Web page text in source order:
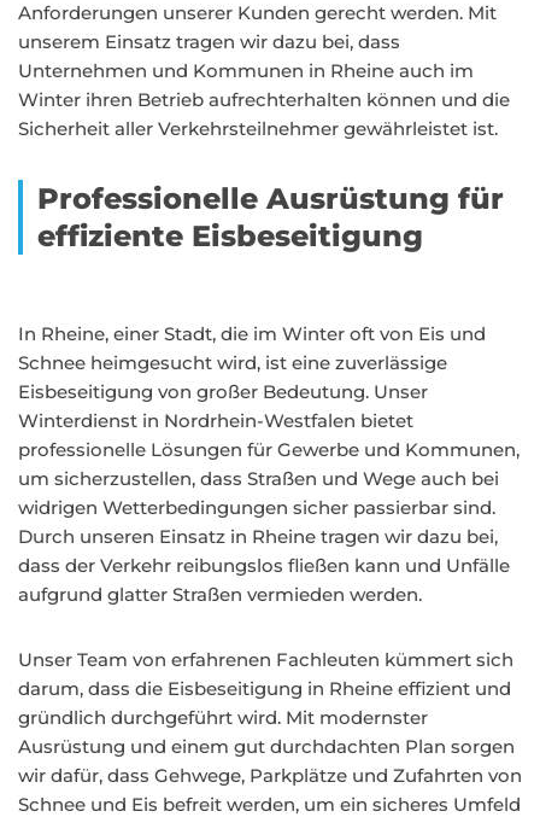
Anforderungen unserer Kunden gerecht werden. Mit
unserem Einsatz tragen wir dazu bei, dass
Unternehmen und Kommunen in Rheine auch im
Winter ihren Betrieb aufrechterhalten können und die
Sicherheit aller Verkehrsteilnehmer gewährleistet ist.
Professionelle Ausrüstung für
effiziente Eisbeseitigung
In Rheine, einer Stadt, die im Winter oft von Eis und
Schnee heimgesucht wird, ist eine zuverlässige
Eisbeseitigung von großer Bedeutung. Unser
Winterdienst in Nordrhein-Westfalen bietet
professionelle Lösungen für Gewerbe und Kommunen,
um sicherzustellen, dass Straßen und Wege auch bei
widrigen Wetterbedingungen sicher passierbar sind.
Durch unseren Einsatz in Rheine tragen wir dazu bei,
dass der Verkehr reibungslos fließen kann und Unfälle
aufgrund glatter Straßen vermieden werden.
Unser Team von erfahrenen Fachleuten kümmert sich
darum, dass die Eisbeseitigung in Rheine effizient und
gründlich durchgeführt wird. Mit modernster
Ausrüstung und einem gut durchdachten Plan sorgen
wir dafür, dass Gehwege, Parkplätze und Zufahrten von
Schnee und Eis befreit werden, um ein sicheres Umfeld